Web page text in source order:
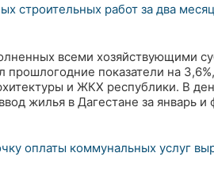
строительных работ за два
всеми хозяйствующими
прошлогодние показатели на
и ЖКХ республики. В
жилья в Дагестане за январь и
оплаты коммунальных услуг